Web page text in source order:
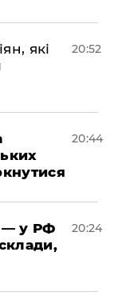
які
20:52
20:44
— у РФ
20:24